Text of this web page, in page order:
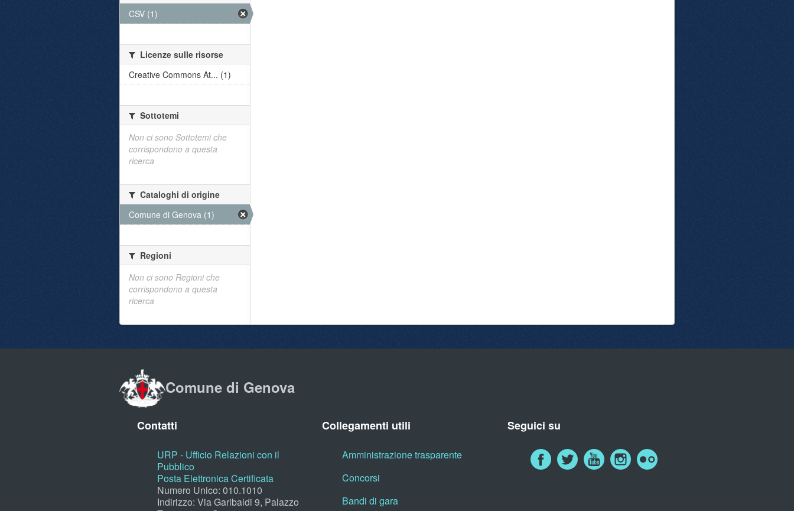
CSV (1)
Licenze sulle risorse
Creative Commons At... (1)
Sottotemi
Non ci sono Sottotemi che
corrispondono a questa
ricerca
Cataloghi di origine
Comune di Genova (1)
Regioni
Non ci sono Regioni che
corrispondono a questa
ricerca
Comune di Genova
Contatti
URP - Ufficio Relazioni con il
Pubblico
Posta Elettronica Certificata
Numero Unico: 010.1010
Indirizzo: Via Garibaldi 9, Palazzo
Collegamenti utili
Amministrazione trasparente
Concorsi
Bandi di gara
Seguici su